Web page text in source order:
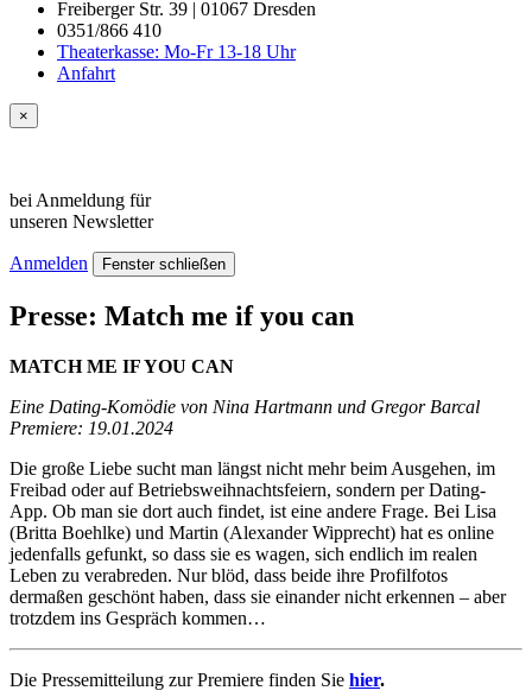
Freiberger Str. 39 | 01067 Dresden
0351/866 410
Theaterkasse: Mo-Fr 13-18 Uhr
Anfahrt
×
bei Anmeldung für
unseren Newsletter
Anmelden Fenster schließen
Presse: Match me if you can
MATCH ME IF YOU CAN
Eine Dating-Komödie von Nina Hartmann und Gregor Barcal
Premiere: 19.01.2024
Die große Liebe sucht man längst nicht mehr beim Ausgehen, im
Freibad oder auf Betriebsweihnachtsfeiern, sondern per Dating-
App. Ob man sie dort auch findet, ist eine andere Frage. Bei Lisa
(Britta Boehlke) und Martin (Alexander Wipprecht) hat es online
jedenfalls gefunkt, so dass sie es wagen, sich endlich im realen
Leben zu verabreden. Nur blöd, dass beide ihre Profilfotos
dermaßen geschönt haben, dass sie einander nicht erkennen – aber
trotzdem ins Gespräch kommen…
Die Pressemitteilung zur Premiere finden Sie hier.